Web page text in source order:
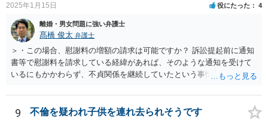
2025年1月15日 役にたった 4
離婚・男女問題に強い弁護士
髙橋 俊太 弁護士
＞・この場合、慰謝料の増額の請求は可能ですか？ 訴訟提起前に通知
書等で慰謝料を請求している経緯があれば、そのような通知を受けて
いるにもかかわらず、不貞関係を継続していたという事情は悪質性を
ている裁判例もありますので、担当弁護士に確認してみるとよいでし
ょう。 ＞・この事実が何か今回の裁判に影響することはあるのでしょ
うか？ 提訴時に請求している慰謝料額がいくらであるかにもよります
9 不倫を疑われ子供を連れ去られそうです